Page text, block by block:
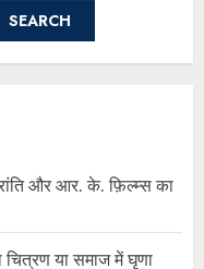
SEARCH
और आर. के. फ़िल्म्स का
चित्रण या समाज में घृणा